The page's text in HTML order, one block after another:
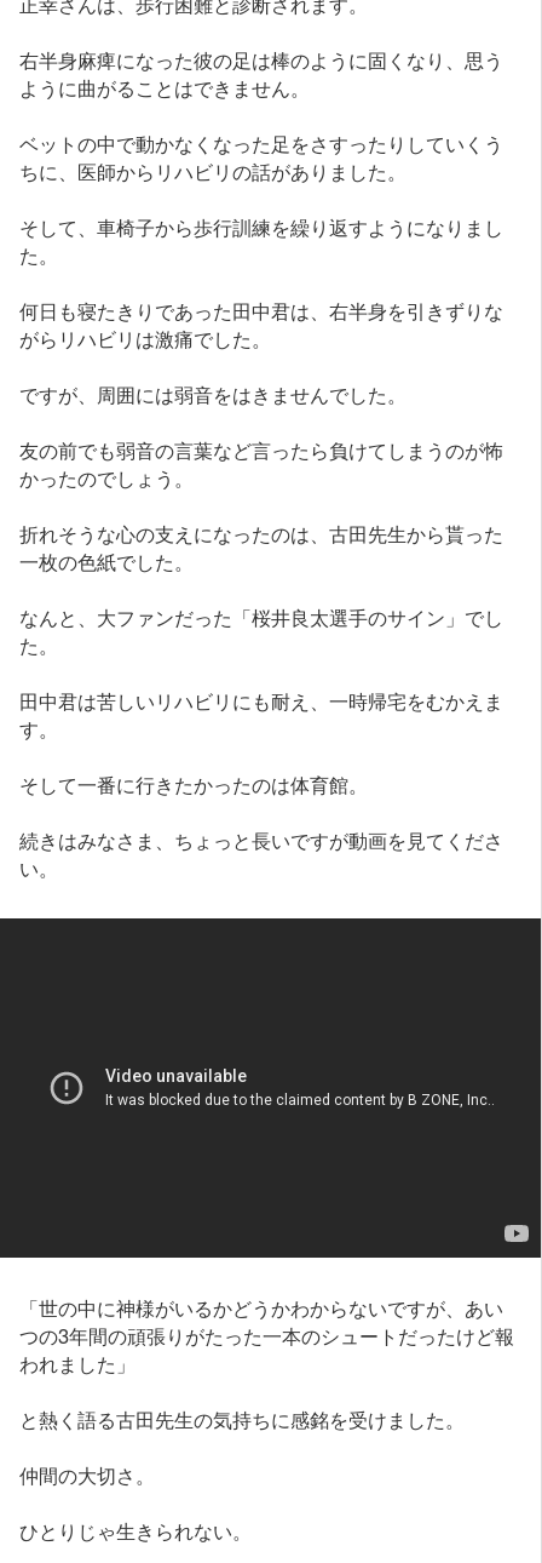
右半身麻痺になった彼の足は棒のように固くなり、思う
ように曲がることはできません。
ベットの中で動かなくなった足をさすったりしていくう
ちに、医師からリハビリの話がありました。
そして、車椅子から歩行訓練を繰り返すようになりまし
た。
何日も寝たきりであった田中君は、右半身を引きずりな
がらリハビリは激痛でした。
ですが、周囲には弱音をはきませんでした。
友の前でも弱音の言葉など言ったら負けてしまうのが怖
かったのでしょう。
折れそうな心の支えになったのは、古田先生から貰った
一枚の色紙でした。
なんと、大ファンだった「桜井良太選手のサイン」でし
た。
田中君は苦しいリハビリにも耐え、一時帰宅をむかえま
す。
そして一番に行きたかったのは体育館。
続きはみなさま、ちょっと長いですが動画を見てくださ
い。
「世の中に神様がいるかどうかわからないですが、あい
つの3年間の頑張りがたった一本のシュートだったけど報
われました」
と熱く語る古田先生の気持ちに感銘を受けました。
仲間の大切さ。
ひとりじゃ生きられない。